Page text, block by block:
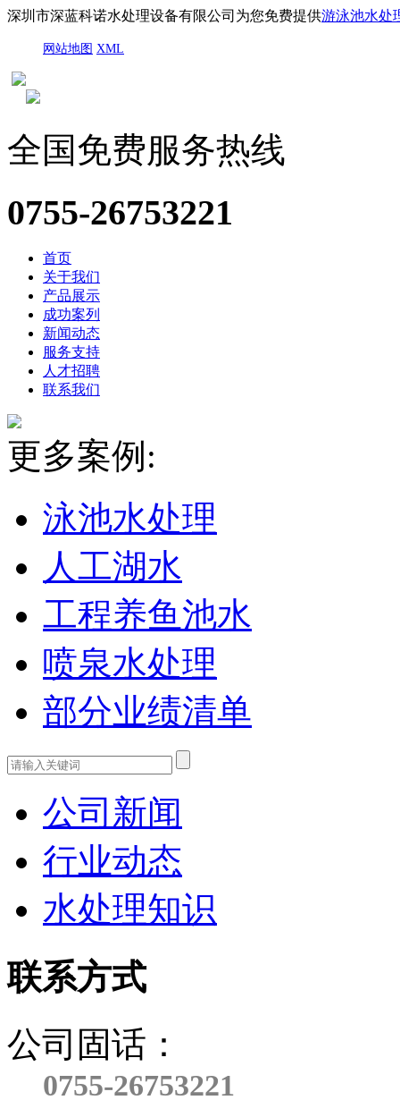
深圳市深蓝科诺水处理设备有限公司为您免费提供游泳池水处
网站地图 XML
全国免费服务热线
0755-26753221
首页
关于我们
产品展示
成功案列
新闻动态
服务支持
人才招聘
联系我们
更多案例:
泳池水处理
人工湖水
工程养鱼池水
喷泉水处理
部分业绩清单
公司新闻
行业动态
水处理知识
联系方式
公司固话：
0755-26753221